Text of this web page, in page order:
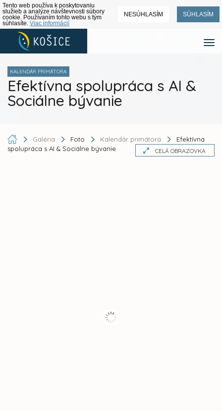
Tento web používa k poskytovaniu
služieb a analýze návštevnosti súbory
cookie. Používaním tohto webu s tým
súhlasíte. Viac informácií
NESÚHLASÍM SÚHLASÍM
KALENDÁR PRIMÁTORA
Efektívna spolupráca s AI &
Sociálne bývanie
Galéria Foto Kalendár primátora
Efektívna
spolupráca s AI & Sociálne bývanie
CELÁ OBRAZOVKA